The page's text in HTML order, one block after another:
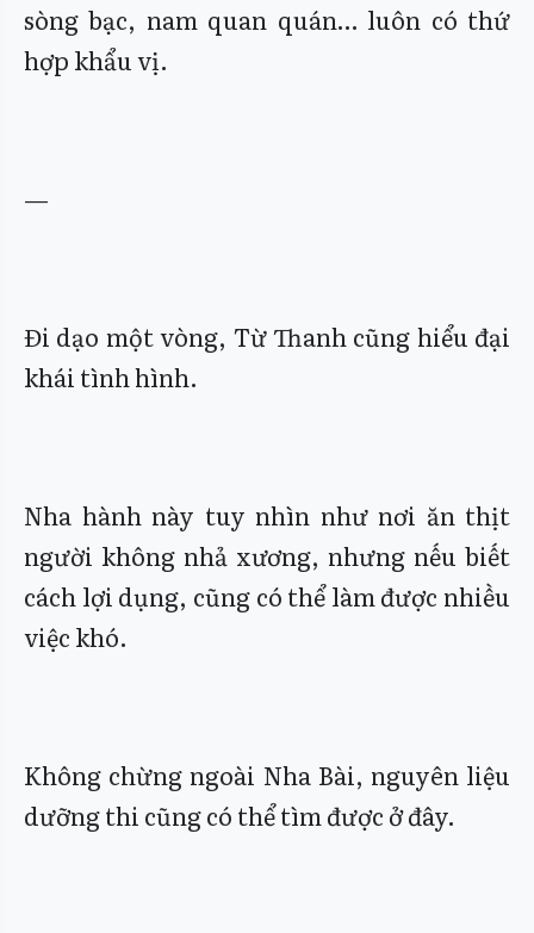
sòng bạc, nam quan quán… luôn có thứ
hợp khẩu vị.
—
Đi dạo một vòng, Từ Thanh cũng hiểu đại
khái tình hình.
Nha hành này tuy nhìn như nơi ăn thịt
người không nhả xương, nhưng nếu biết
cách lợi dụng, cũng có thể làm được nhiều
việc khó.
Không chừng ngoài Nha Bài, nguyên liệu
dưỡng thi cũng có thể tìm được ở đây.